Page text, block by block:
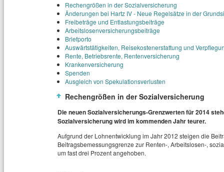
Rechengrößen in der Sozialversicherung
Änderungen bei Hartz IV - Neue Regelsätze in der
Freibeträge und Entlastungsbeiträge
Arbeitslosenversicherungsbeiträge
Briefporto
Auswärtstätigkeiten, Reisekostenerstattung und
Rente, Betriebsrente, Rentenversicherung
Krankenversicherung
Spenden
Ausgleich von Spekulationsverlusten
Rechengrößen in der Sozialversicherung
Die neuen Sozialversicherungs-Grenzwerten für 2014
Sozialversicherung wird im kommenden Jahr teurer.
Aufgrund der Lohnentwicklung im Jahr 2012 steigen die
Beitragsbemessungsgrenze zur Renten-, Arbeitslosen-,
um fast drei Prozent angehoben.